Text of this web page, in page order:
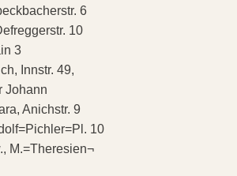
6
10
3
Innstr. 49,
Johann
Anichstr. 9
10
M.=Theresien¬